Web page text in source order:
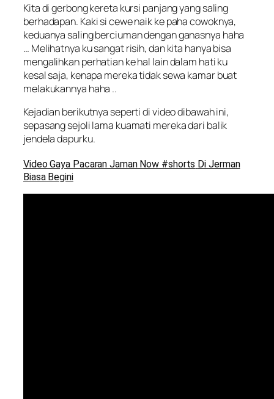
Kita di gerbong kereta kursi panjang yang saling
berhadapan. Kaki si cewe naik ke paha cowoknya,
keduanya saling berciuman dengan ganasnya haha
… Melihatnya ku sangat risih, dan kita hanya bisa
mengalihkan perhatian ke hal lain dalam hati ku
kesal saja, kenapa mereka tidak sewa kamar buat
melakukannya haha ..
Kejadian berikutnya seperti di video dibawah ini,
sepasang sejoli lama kuamati mereka dari balik
jendela dapurku.
Video Gaya Pacaran Jaman Now #shorts Di Jerman
Biasa Begini